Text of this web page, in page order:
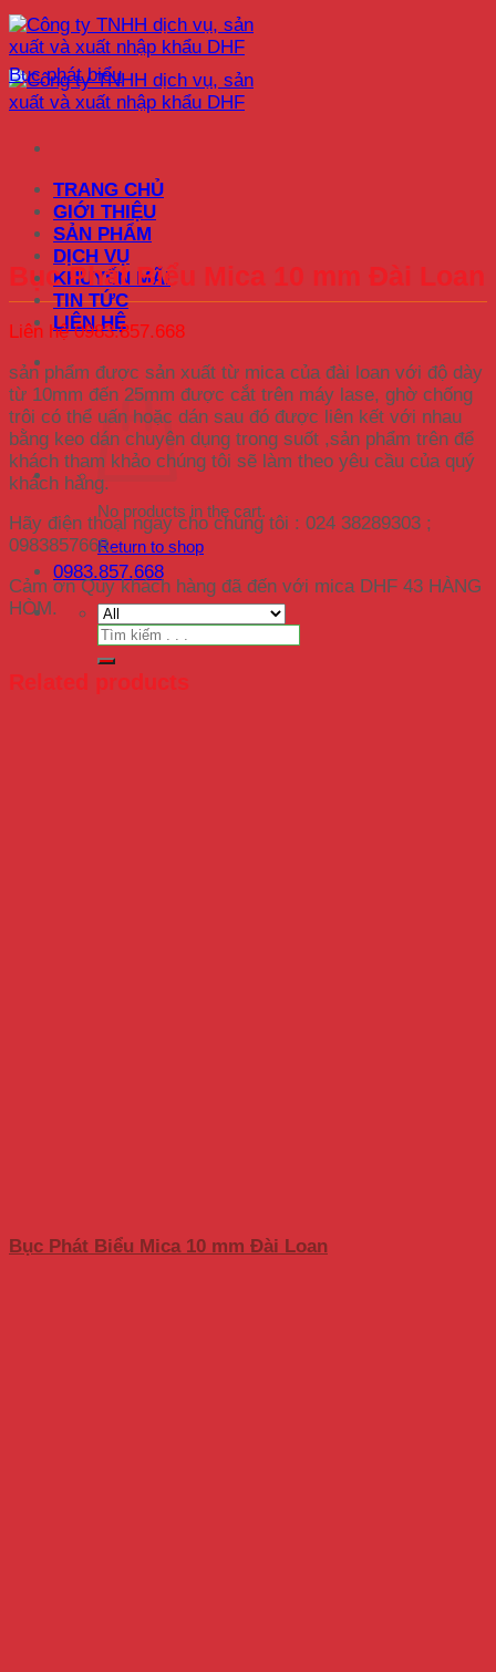
Skip
to
content
TRANG CHỦ
GIỚI THIỆU
SẢN PHẨM
DỊCH VỤ
KHUYẾN MÃI
TIN TỨC
LIÊN HỆ
No products in the cart.
Return to shop
0983.857.668
Search
for:
Bục phát biểu
Bục Phát Biểu Mica 10 mm Đài Loan
Liên hệ 0983.857.668
sản phẩm được sản xuất từ mica của đài loan với độ dày
từ 10mm đến 25mm được cắt trên máy lase, ghờ chống
trôi có thể uấn hoặc dán sau đó được liên kết với nhau
bằng keo dán chuyên dụng trong suốt ,sản phẩm trên để
khách tham khảo chúng tôi sẽ làm theo yêu cầu của quý
khách hàng.
Hãy điện thoại ngay cho chúng tôi : 024 38289303 ;
0983857668.
Cảm ơn Qúy khách hàng đã đến với mica DHF 43 HÀNG
HÒM.
Related products
Bục Phát Biểu Mica 10 mm Đài Loan